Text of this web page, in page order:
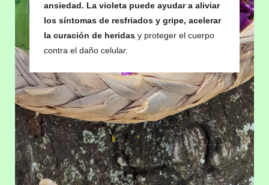
ansiedad. La violeta puede ayudar a aliviar
los síntomas de resfriados y gripe, acelerar
la curación de heridas y proteger el cuerpo
contra el daño celular.